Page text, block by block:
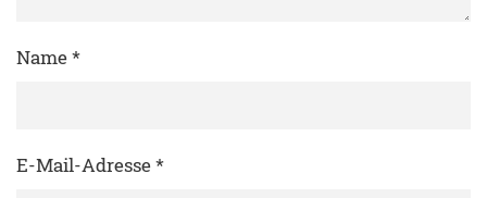
Name*
E-Mail-Adresse*